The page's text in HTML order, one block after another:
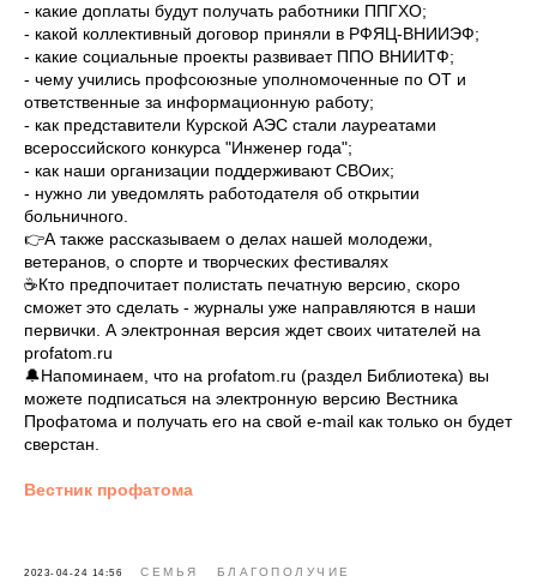
- какие доплаты будут получать работники ППГХО;
- какой коллективный договор приняли в РФЯЦ-ВНИИЭФ;
- какие социальные проекты развивает ППО ВНИИТФ;
- чему учились профсоюзные уполномоченные по ОТ и
ответственные за информационную работу;
- как представители Курской АЭС стали лауреатами
всероссийского конкурса "Инженер года";
- как наши организации поддерживают СВОих;
- нужно ли уведомлять работодателя об открытии
больничного.
👉А также рассказываем о делах нашей молодежи,
ветеранов, о спорте и творческих фестивалях
☕️Кто предпочитает полистать печатную версию, скоро
сможет это сделать - журналы уже направляются в наши
первички. А электронная версия ждет своих читателей на
profatom.ru
🔔Напоминаем, что на profatom.ru (раздел Библиотека) вы
можете подписаться на электронную версию Вестника
Профатома и получать его на свой e-mail как только он будет
сверстан.
Вестник профатома
2023-04-24 14:56 СЕМЬЯ БЛАГОПОЛУЧИЕ